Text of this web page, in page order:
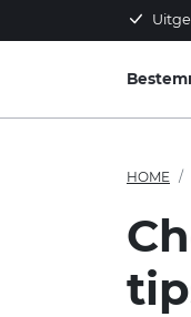
HOME